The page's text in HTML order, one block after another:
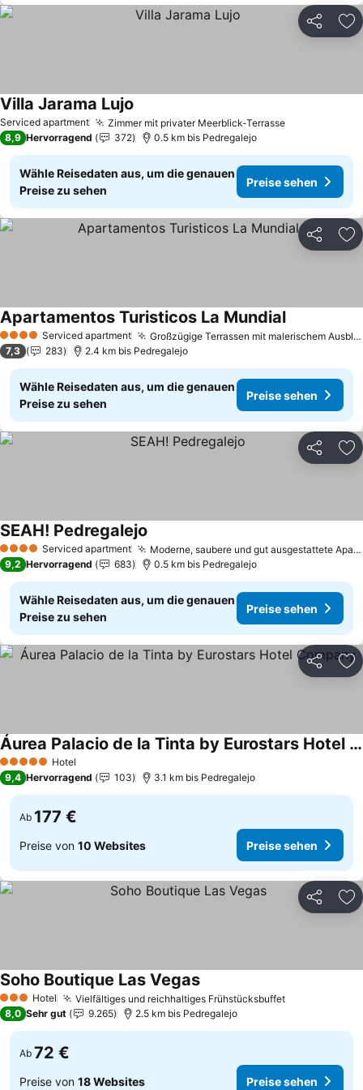
Teilen
Serviced apartment Zimmer mit privater Meerblick-TerrassePreise sehen
Villa Jarama Lujo
8,9 Hervorragend 372 0.5 km bis Pedregalejo
Wähle Reisedaten aus, um die genauen
Preise zu sehen
Preise sehen
Teilen
4 Sterne Serviced apartment Großzügige Terrassen mit malerischem Ausblick
Apartamentos Turisticos La MundialPreise sehen
7,3 283 2.4 km bis Pedregalejo
Wähle Reisedaten aus, um die genauen
Preise zu sehen
Preise sehen
Teilen
4 Sterne Serviced apartment Moderne, saubere und gut ausgestattete Apartments
SEAH! Pedregalejo
9,2 Hervorragend 683 0.5 km bis Pedregalejo
Wähle Reisedaten aus, um die genauen
Preise zu sehen
Preise sehen
Teilen
5 Sterne Hotel
Áurea Palacio de la Tinta by Eurostars Hotel Company
Preise sehen
9,4 Hervorragend 103 3.1 km bis Pedregalejo
Ab 177 €
Preise von 10 Websites Preise sehen
Teilen
3 SterneHotel Vielfältiges und reichhaltiges FrühstücksbuffetPreise sehen
Soho Boutique Las VegasPreise sehen
8,0 Sehr gut 9.265 2.5 km bis Pedregalejo
Ab 72 €
Preise von 18 Websites Preise sehen